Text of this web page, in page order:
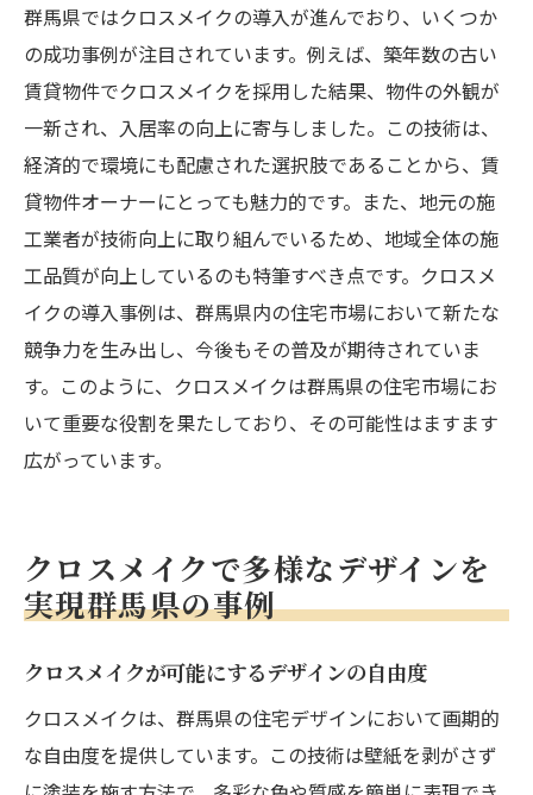
群馬県ではクロスメイクの導入が進んでおり、いくつか
の成功事例が注目されています。例えば、築年数の古い
賃貸物件でクロスメイクを採用した結果、物件の外観が
一新され、入居率の向上に寄与しました。この技術は、
経済的で環境にも配慮された選択肢であることから、賃
貸物件オーナーにとっても魅力的です。また、地元の施
工業者が技術向上に取り組んでいるため、地域全体の施
工品質が向上しているのも特筆すべき点です。クロスメ
イクの導入事例は、群馬県内の住宅市場において新たな
競争力を生み出し、今後もその普及が期待されていま
す。このように、クロスメイクは群馬県の住宅市場にお
いて重要な役割を果たしており、その可能性はますます
広がっています。
クロスメイクで多様なデザインを
実現群馬県の事例
クロスメイクが可能にするデザインの自由度
クロスメイクは、群馬県の住宅デザインにおいて画期的
な自由度を提供しています。この技術は壁紙を剥がさず